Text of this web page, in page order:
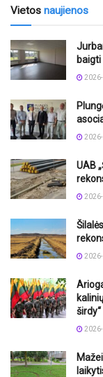
Vietos naujienos
UAB
širdy“